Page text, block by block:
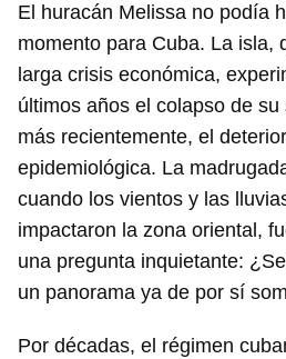
El huracán Melissa no podía
momento para Cuba. La isla,
larga crisis económica,
últimos años el colapso de
más recientemente, el
epidemiológica. La
cuando los vientos y las
impactaron la zona oriental,
una pregunta inquietante:
un panorama ya de por sí
Por décadas, el régimen